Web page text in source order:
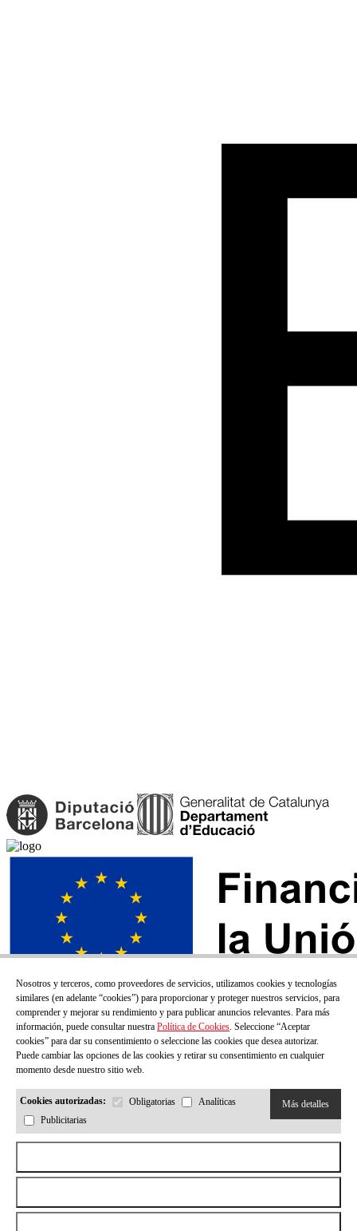
¡SUSCRÍBETE A NUESTRO BOLETÍN!
Correo electrónico
Nosotros y terceros, como proveedores de servicios, utilizamos cookies y tecnologías
similares (en adelante “cookies”) para proporcionar y proteger nuestros servicios, para
comprender y mejorar su rendimiento y para publicar anuncios relevantes. Para más
información, puede consultar nuestra Política de Cookies. Seleccione “Aceptar
cookies” para dar su consentimiento o seleccione las cookies que desea autorizar.
Puede cambiar las opciones de las cookies y retirar su consentimiento en cualquier
momento desde nuestro sitio web.
Cookies autorizadas: Obligatorias
Analíticas
Publicitarias
Más detalles